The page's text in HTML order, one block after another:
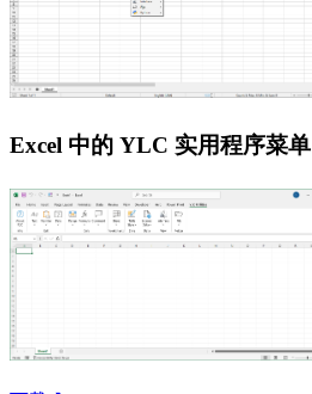
Excel 中的 YLC 实用程序菜单